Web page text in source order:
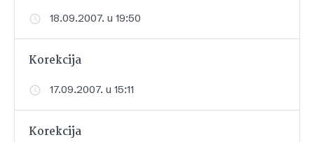
18.09.2007. u 19:50
Korekcija
17.09.2007. u 15:11
Korekcija